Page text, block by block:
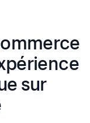
sur